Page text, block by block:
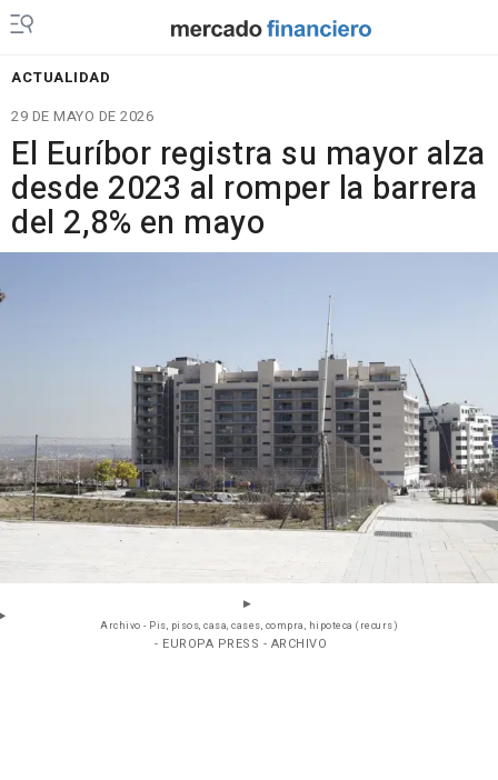
ACTUALIDAD
29 DE MAYO DE 2026
El Euríbor registra su mayor alza
desde 2023 al romper la barrera
del 2,8% en mayo
Archivo - Pis, pisos, casa, cases, compra, hipoteca (recurs)
- EUROPA PRESS - ARCHIVO